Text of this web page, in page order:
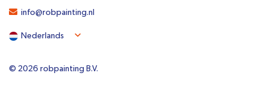
© 2026 robpainting B.V.
info@robpainting.nl